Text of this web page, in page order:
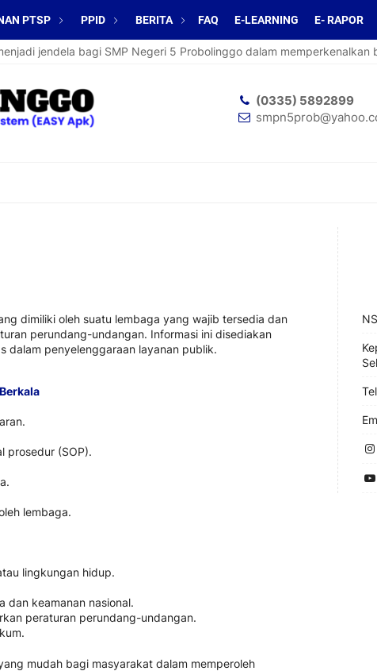
PTSP PPID BERITA FAQ E-LEARNING E- RAPOR
jendela bagi SMP Negeri 5 Probolinggo dalam memperkenalkan
(0335) 5892899
dimiliki oleh suatu lembaga yang wajib tersedia dan
perundang-undangan. Informasi ini disediakan
dalam penyelenggaraan layanan publik.
prosedur (SOP).
lembaga.
lingkungan hidup.
dan keamanan nasional.
peraturan perundang-undangan.
mudah bagi masyarakat dalam memperoleh